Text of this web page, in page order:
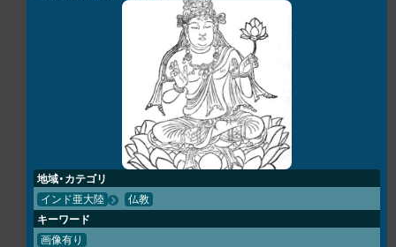
地域・カテゴリ
インド亜大陸 仏教
キーワード
画像有り